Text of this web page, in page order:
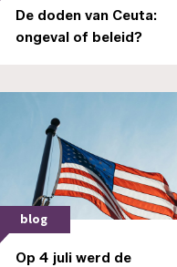
De doden van Ceuta:
ongeval of beleid?
blog
Op 4 juli werd de